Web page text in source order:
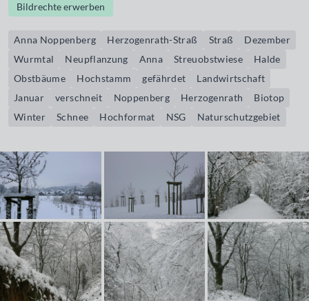
Bildrechte erwerben
Anna Noppenberg Herzogenrath-Straß Straß
Dezember
Wurmtal
Neupflanzung Anna Streuobstwiese
Halde
Obstbäume
Hochstamm gefährdet
Landwirtschaft
Januar
verschneit Noppenberg Herzogenrath
Biotop
Winter
Schnee Hochformat NSG Naturschutzgebiet